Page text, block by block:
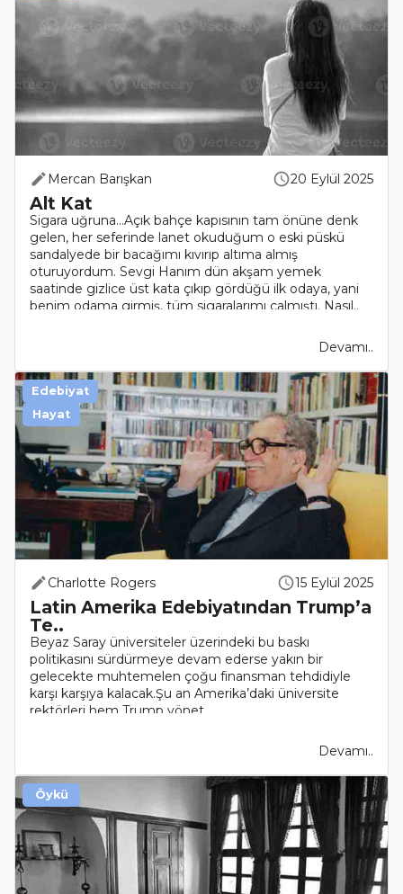
Mercan Barışkan 20 Eylül 2025
Alt Kat
Sigara uğruna…Açık bahçe kapısının tam önüne denk
gelen, her seferinde lanet okuduğum o eski püskü
sandalyede bir bacağımı kıvırıp altıma almış
oturuyordum. Sevgi Hanım dün akşam yemek
saatinde gizlice üst kata çıkıp gördüğü ilk odaya, yani
benim odama girmiş, tüm sigaralarımı çalmıştı. Nasıl..
Devamı..
Charlotte Rogers 15 Eylül 2025
Latin Amerika Edebiyatından Trump’a
Te..
Beyaz Saray üniversiteler üzerindeki bu baskı
politikasını sürdürmeye devam ederse yakın bir
gelecekte muhtemelen çoğu finansman tehdidiyle
karşı karşıya kalacak.Şu an Amerika’daki üniversite
rektörleri hem Trump yönet..
Devamı..
Edebiyat
Hayat
Öykü